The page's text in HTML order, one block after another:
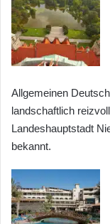
Allgemeinen
landschaftlich
Landeshauptstadt
bekannt.